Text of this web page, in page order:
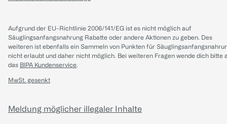
Aufgrund der EU-Richtlinie 2006/141/EG ist es nicht möglich auf
Säuglingsanfangsnahrung Rabatte oder andere Aktionen zu geben. Des
weiteren ist ebenfalls ein Sammeln von Punkten für
nicht erlaubt und daher nicht möglich. Bei weiteren Fragen wende dich bitte
das BIPA Kundenservice.
MwSt. gesenkt
Meldung möglicher illegaler Inhalte